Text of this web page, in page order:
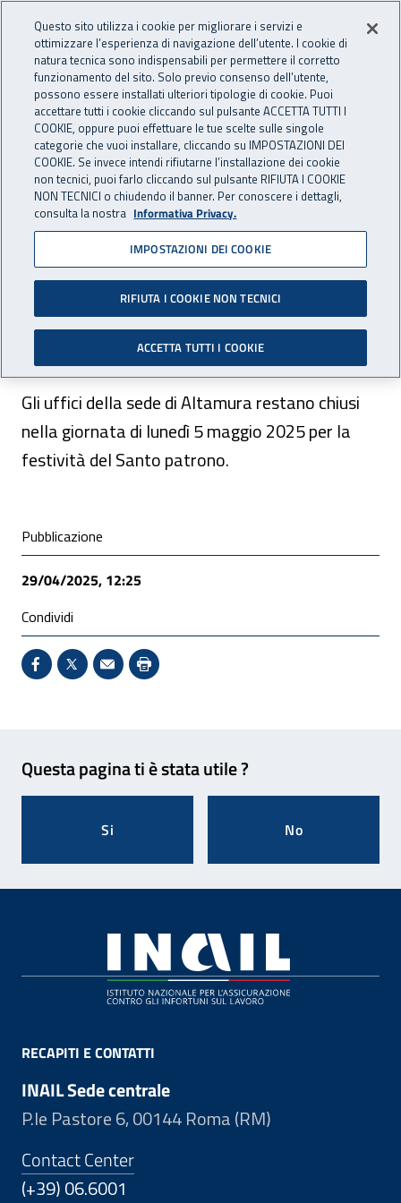
INAIL - Istituto Nazionale
Apri cerca
Navigazione principale
Navigazione - Ti trovi in:
Home Inail comunica Avvisi
Dr Puglia: chiusura della
sede di Altamura per la
festività del Santo patrono
Nella giornata del 5 maggio 2025 restano chiusi
gli uffici della sede di Altamura.
Gli uffici della sede di Altamura restano chiusi
nella giornata di lunedì 5 maggio 2025 per la
festività del Santo patrono.
Condivisione social
Pubblicazione
29/04/2025, 12:25
Condividi
Condividi su Facebook - Sito esterno - Apertura in
X - Sito esterno - Apertura in nuova finestra
Invio Mail: apre il programma di posta
Stampa pagina: scelta meno
Questa pagina ti è stata utile ?
Si No
RECAPITI E CONTATTI
INAIL Sede centrale
P.le Pastore 6, 00144 Roma (RM)
Contact Center
(+39) 06.6001
Questo sito utilizza i cookie per migliorare i servizi e
ottimizzare l’esperienza di navigazione dell’utente. I cookie di
natura tecnica sono indispensabili per permettere il corretto
funzionamento del sito. Solo previo consenso dell’utente,
possono essere installati ulteriori tipologie di cookie. Puoi
accettare tutti i cookie cliccando sul pulsante ACCETTA TUTTI I
COOKIE, oppure puoi effettuare le tue scelte sulle singole
categorie che vuoi installare, cliccando su IMPOSTAZIONI DEI
COOKIE. Se invece intendi rifiutarne l’installazione dei cookie
non tecnici, puoi farlo cliccando sul pulsante RIFIUTA I COOKIE
NON TECNICI o chiudendo il banner. Per conoscere i dettagli,
consulta la nostra Informativa Privacy.
IMPOSTAZIONI DEI COOKIE
RIFIUTA I COOKIE NON TECNICI
ACCETTA TUTTI I COOKIE